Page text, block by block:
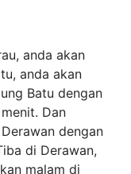
anda akan
anda akan
Batu dengan
Dan
dengan
di Derawan,
malam di